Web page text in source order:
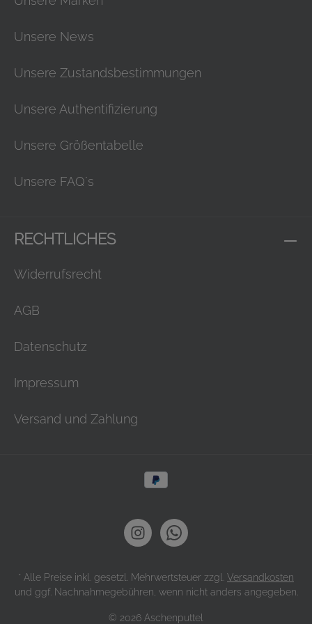
Unsere News
Unsere Zustandsbestimmungen
Unsere Authentifizierung
Unsere Größentabelle
Unsere FAQ´s
RECHTLICHES
Widerrufsrecht
AGB
Datenschutz
Impressum
Versand und Zahlung
© 2026 Aschenputtel
* Alle Preise inkl. gesetzl. Mehrwertsteuer zzgl. Versandkosten
und ggf. Nachnahmegebühren, wenn nicht anders angegeben.